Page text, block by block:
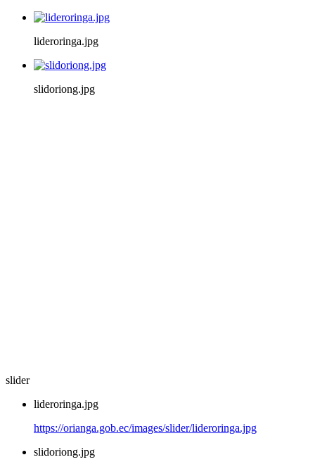
lideroringa.jpg
slidoriong.jpg
slider
lideroringa.jpg
https://orianga.gob.ec/images/slider/lideroringa.jpg
slidoriong.jpg